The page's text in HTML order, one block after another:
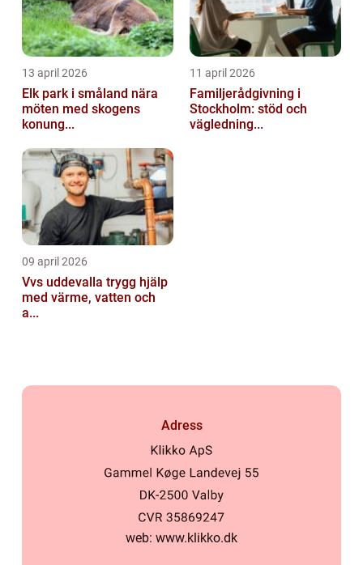
13 april 2026
Elk park i småland nära
möten med skogens
konung...
11 april 2026
Familjerådgivning i
Stockholm: stöd och
vägledning...
09 april 2026
Vvs uddevalla trygg hjälp
med värme, vatten och
a...
Adress
web: www.klikko.dk